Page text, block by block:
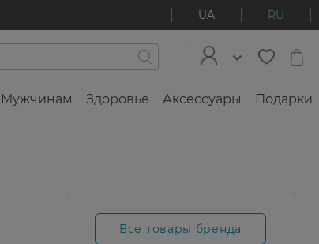
UA RU
Мужчинам Здоровье Аксессуары Подарки
Все товары бренда